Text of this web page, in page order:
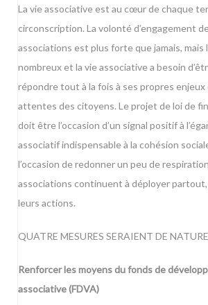
La vie associative est au cœur de chaque
circonscription. La volonté d’engagement
associations est plus forte que jamais, mais
nombreux et la vie associative a besoin
répondre tout à la fois à ses propres enjeux
attentes des citoyens. Le projet de loi de
doit être l’occasion d’un signal positif à
associatif indispensable à la cohésion
l’occasion de redonner un peu de
associations continuent à déployer
leurs actions.
QUATRE MESURES SERAIENT DE
Renforcer les moyens du fonds de
associative (FDVA)